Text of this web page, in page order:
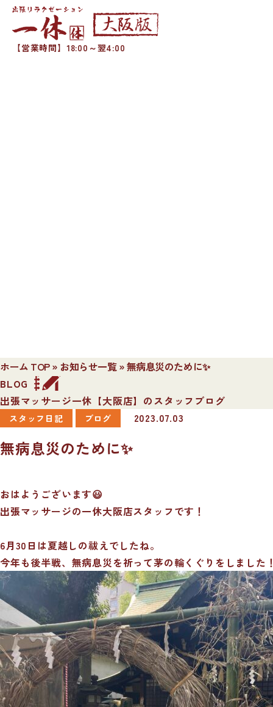
【営業時間】18:00～翌4:00
ホーム TOP» お知らせ一覧»無病息災のために✨
BLOG
出張マッサージ一休【大阪店】のスタッフブログ
スタッフ日記 ブログ 2023.07.03
無病息災のために✨
おはようございます😃
出張マッサージの一休大阪店スタッフです！
6月30日は夏越しの祓えでしたね。
今年も後半戦、無病息災を祈って茅の輪くぐりをしました